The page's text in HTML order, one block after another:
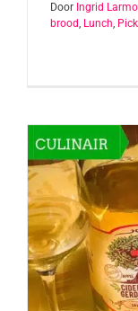
Door Ingrid
brood, Lunch,